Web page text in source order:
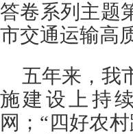
答卷系列主题
市交通运输高
五年来，我
施建设上持
网；“四好农